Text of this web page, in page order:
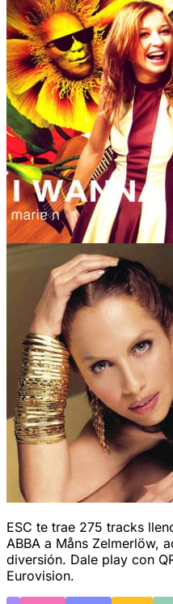
ESC te trae 275 tracks
ABBA a Måns Zelmerlöw,
diversión. Dale play con
Eurovision.